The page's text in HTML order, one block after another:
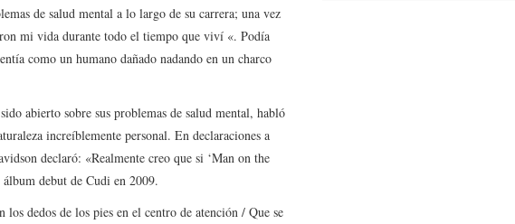
de salud mental a lo largo de su carrera; una vez
mi vida durante todo el tiempo que viví «. Podía
como un humano dañado nadando en un charco
abierto sobre sus problemas de salud mental, habló
increíblemente personal. En declaraciones a
declaró: «Realmente creo que si ‘Man on the
debut de Cudi en 2009.
dedos de los pies en el centro de atención / Que se